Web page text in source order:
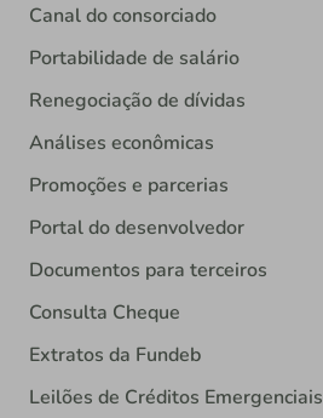
Canal do consorciado
Portabilidade de salário
Renegociação de dívidas
Análises econômicas
Promoções e parcerias
Portal do desenvolvedor
Documentos para terceiros
Consulta Cheque
Extratos da Fundeb
Leilões de Créditos Emergenciais